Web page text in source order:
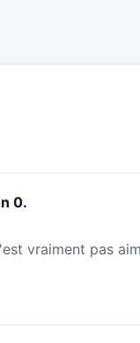
0.
vraiment pas